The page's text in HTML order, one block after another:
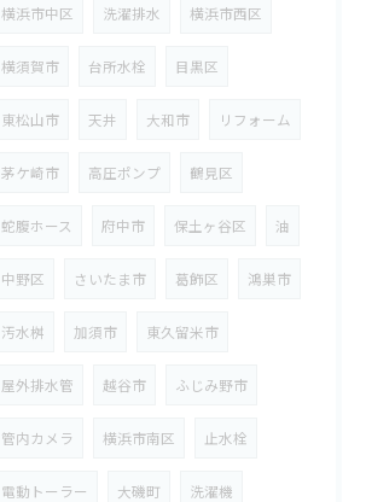
横浜市中区 洗濯排水 横浜市西区
横須賀市 台所水栓 目黒区
東松山市 天井 大和市 リフォーム
茅ケ崎市 高圧ポンプ 鶴見区
蛇腹ホース 府中市 保土ヶ谷区 油
中野区 さいたま市 葛飾区 鴻巣市
汚水桝 加須市 東久留米市
屋外排水管 越谷市 ふじみ野市
管内カメラ 横浜市南区 止水栓
電動トーラー 大磯町 洗濯機